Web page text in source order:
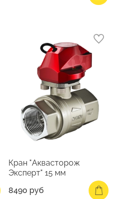
Кран "Аквасторож
Эксперт" 15 мм
8490 руб